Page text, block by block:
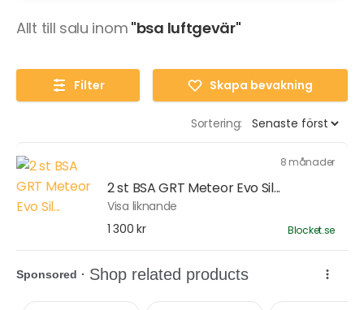
Allt till salu inom "bsa luftgevär"
Filter Skapa bevakning
Sortering:
8 månader
2 st BSA GRT Meteor Evo Sil...
Visa liknande
1 300 kr
Blocket.se